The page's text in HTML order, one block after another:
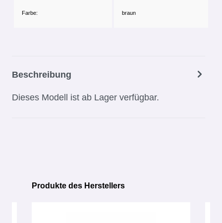
Farbe: braun
Beschreibung
Dieses Modell ist ab Lager verfügbar.
Produktgalerie überspringen
Produkte des Herstellers